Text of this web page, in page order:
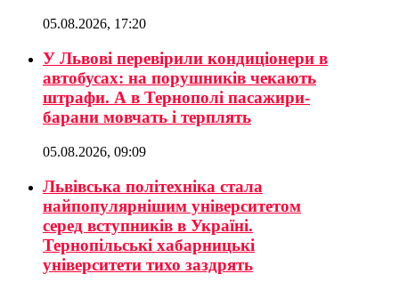
05.08.2026, 17:20
У Львові перевірили кондиціонери в
автобусах: на порушників чекають
штрафи. А в Тернополі пасажири-
барани мовчать і терплять
05.08.2026, 09:09
Львівська політехніка стала
найпопулярнішим університетом
серед вступників в Україні.
Тернопільські хабарницькі
університети тихо заздрять